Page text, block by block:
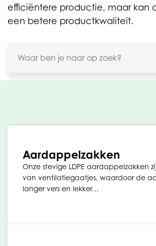
efficiëntere productie, maar kan
een betere productkwaliteit.
Aardappelzakken
Onze stevige LDPE aardappelzakken
van ventilatiegaatjes, waardoor de
langer vers en lekker…